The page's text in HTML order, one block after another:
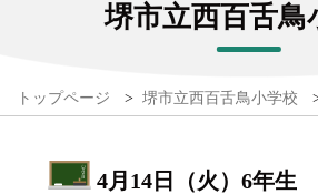
堺市立西百舌鳥
トップページ > 堺市立西百舌鳥小学校
4月14日（火）6年生